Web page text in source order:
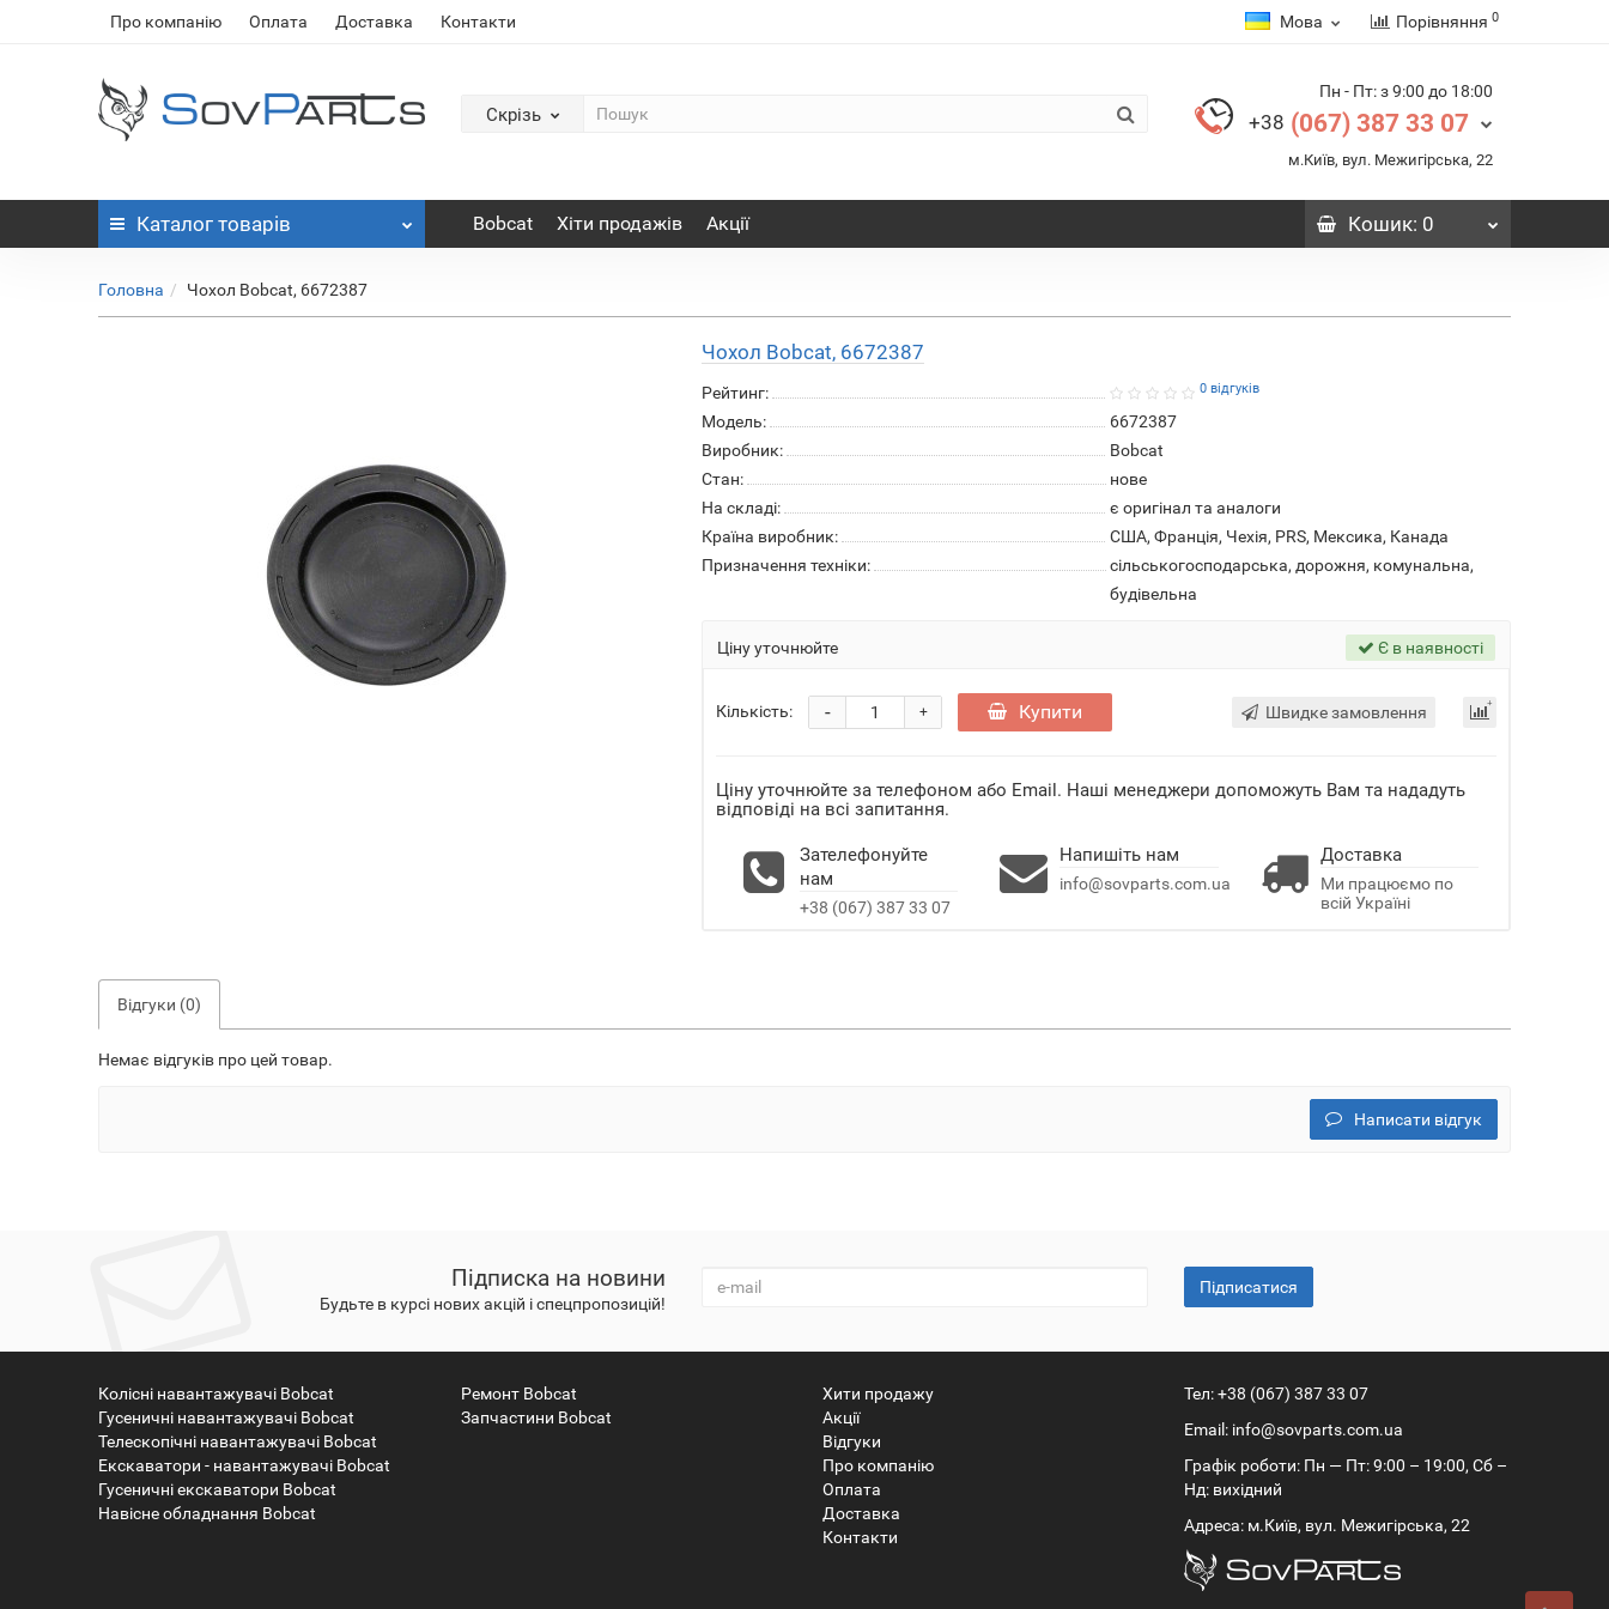
Про компанію Оплата Доставка Контакти Мова Порівняння 0
Скрізь
Пн - Пт: з 9:00 до 18:00
+38 (067) 387 33 07
м.Київ, вул. Межигірська, 22
Каталог товарів Bobcat Хіти продажів Акції Кошик: 0
Головна Чохол Bobcat, 6672387
Чохол Bobcat, 6672387
Рейтинг: 0 відгуків
Модель:
6672387
Виробник:
Bobcat
Стан:
нове
На складі:
є оригінал та аналоги
Країна виробник:
США, Франція, Чехія, PRS, Мексика, Канада
Призначення техніки:
сільськогосподарська, дорожня, комунальна,
будівельна
Ціну уточнюйте Є в наявності
Кількість: +
- Купити Швидке замовлення
Ціну уточнюйте за телефоном або Email. Наші менеджери допоможуть Вам та нададуть
відповіді на всі запитання.
Зателефонуйте
нам
+38 (067) 387 33 07
Напишіть нам
info@sovparts.com.ua
Доставка
Ми працюємо по
всій Україні
Відгуки (0)
Немає відгуків про цей товар.
Написати відгук
Підписка на новини
Будьте в курсі нових акцій і спецпропозицій!
Підписатися
Колісні навантажувачі Bobcat
Гусеничні навантажувачі Bobcat
Телескопічні навантажувачі Bobcat
Екскаватори - навантажувачі Bobcat
Гусеничні екскаватори Bobcat
Навісне обладнання Bobcat
Ремонт Bobcat
Запчастини Bobcat
Хити продажу
Акції
Відгуки
Про компанію
Оплата
Доставка
Контакти
Тел:+38 (067) 387 33 07
Email: info@sovparts.com.ua
Графік роботи: Пн — Пт: 9:00 – 19:00, Сб –
Нд: вихідний
Адреса: м.Київ, вул. Межигірська, 22